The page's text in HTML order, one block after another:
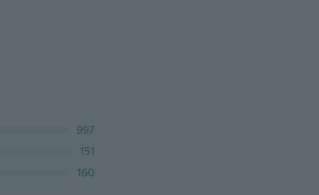
997
151
160